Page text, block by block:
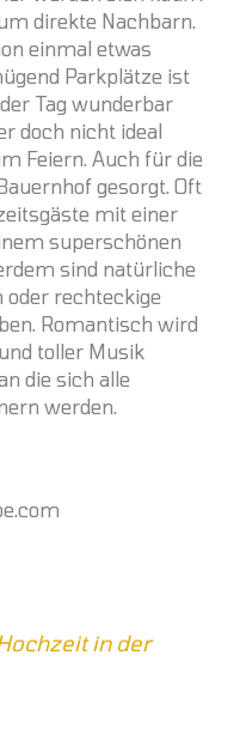
direkte Nachbarn.
einmal etwas
Parkplätze ist
Tag wunderbar
doch nicht ideal
Feiern. Auch für die
gesorgt. Oft
mit einer
superschönen
sind natürliche
oder rechteckige
Romantisch wird
toller Musik
die sich alle
werden.
in der